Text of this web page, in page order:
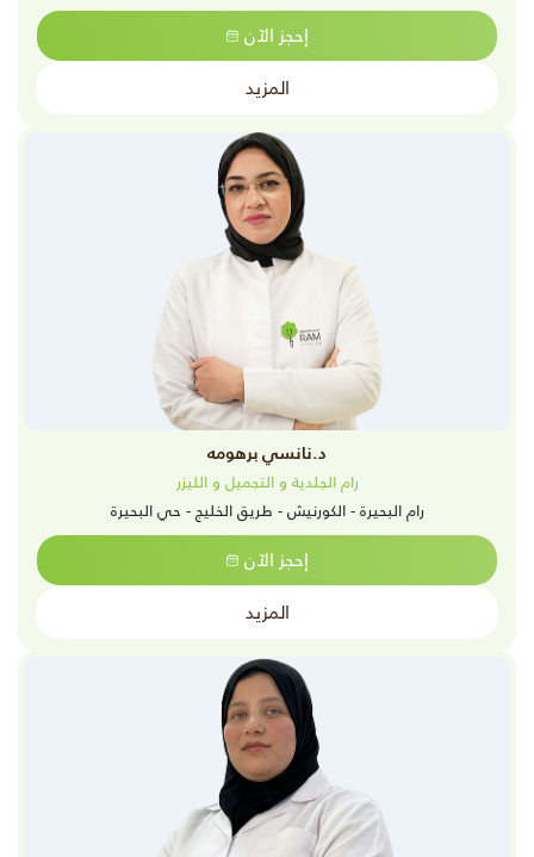
إحجز الآن
المزيد
د.نانسي برهومه
رام الجلدية و التجميل و الليزر
رام البحيرة - الكورنيش - طريق الخليج - حي البحيرة
إحجز الآن
المزيد